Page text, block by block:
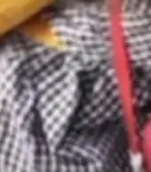
效率
的新
项：
走
...
。 文
主题
、浅
组
知道
、或
两个
O
一
在
他所
一
的
源项
设